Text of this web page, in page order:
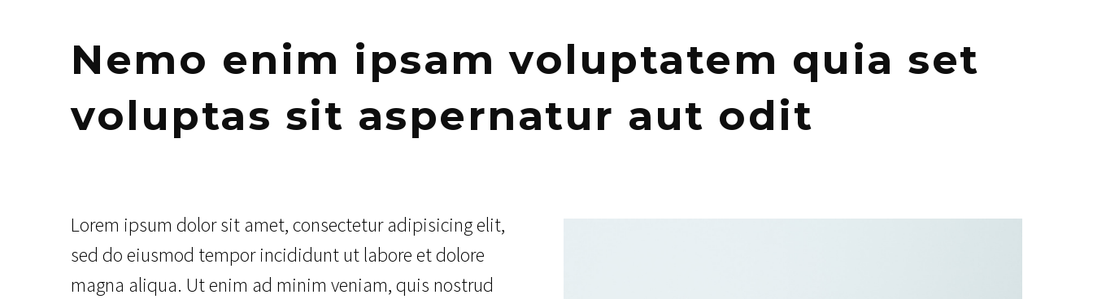
Nemo enim ipsam voluptatem quia set
voluptas sit aspernatur aut odit
Lorem ipsum dolor sit amet, consectetur adipisicing elit,
sed do eiusmod tempor incididunt ut labore et dolore
magna aliqua. Ut enim ad minim veniam, quis nostrud